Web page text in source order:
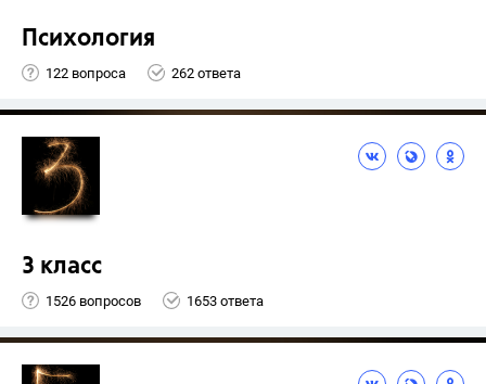
Психология
122 вопроса 262 ответа
3 класс
1526 вопросов 1653 ответа